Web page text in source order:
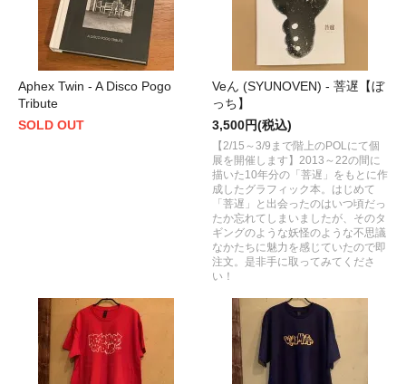
Aphex Twin - A Disco Pogo
Tribute
SOLD OUT
Veん (SYUNOVEN) - 菩遅【ぼ
っち】
3,500円(税込)
【2/15～3/9まで階上のPOLにて個
展を開催します】2013～22の間に
描いた10年分の「菩遅」をもとに作
成したグラフィック本。はじめて
「菩遅」と出会ったのはいつ頃だっ
たか忘れてしまいましたが、そのタ
ギングのような妖怪のような不思議
なかたちに魅力を感じていたので即
注文。是非手に取ってみてくださ
い！